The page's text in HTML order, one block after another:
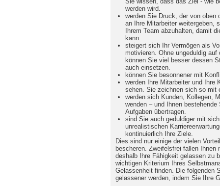
werden wird.
werden Sie Druck, der von
an Ihre Mitarbeiter weitergeben,
Ihrem Team abzuhalten, damit
kann.
steigert sich Ihr Vermögen als
motivieren. Ohne ungeduldig
können Sie viel besser dessen
auch einsetzen.
können Sie besonnener mit
werden Ihre Mitarbeiter und Ihre
sehen. Sie zeichnen sich so mit
werden sich Kunden, Kollegen,
wenden – und Ihnen
Aufgaben übertragen.
sind Sie auch geduldiger mit
unrealistischen
kontinuierlich Ihre Ziele.
Dies sind nur einige der vielen
bescheren. Zweifelsfrei fallen Ihnen
deshalb Ihre Fähigkeit gelassen zu
wichtigen Kriterium Ihres
Gelassenheit finden. Die folgenden
gelassener werden, indem Sie Ihre